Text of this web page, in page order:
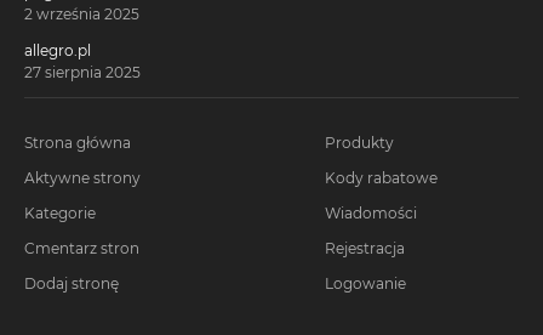
2 września 2025
allegro.pl
27 sierpnia 2025
Strona główna
Aktywne strony
Kategorie
Cmentarz stron
Dodaj stronę
Produkty
Kody rabatowe
Wiadomości
Rejestracja
Logowanie